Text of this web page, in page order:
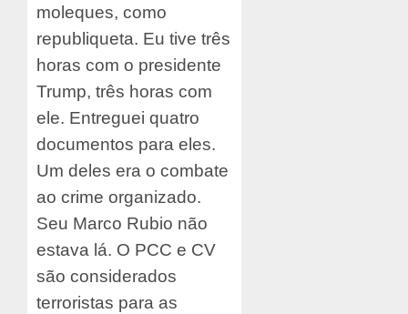
moleques, como
republiqueta. Eu tive três
horas com o presidente
Trump, três horas com
ele. Entreguei quatro
documentos para eles.
Um deles era o combate
ao crime organizado.
Seu Marco Rubio não
estava lá. O PCC e CV
são considerados
terroristas para as